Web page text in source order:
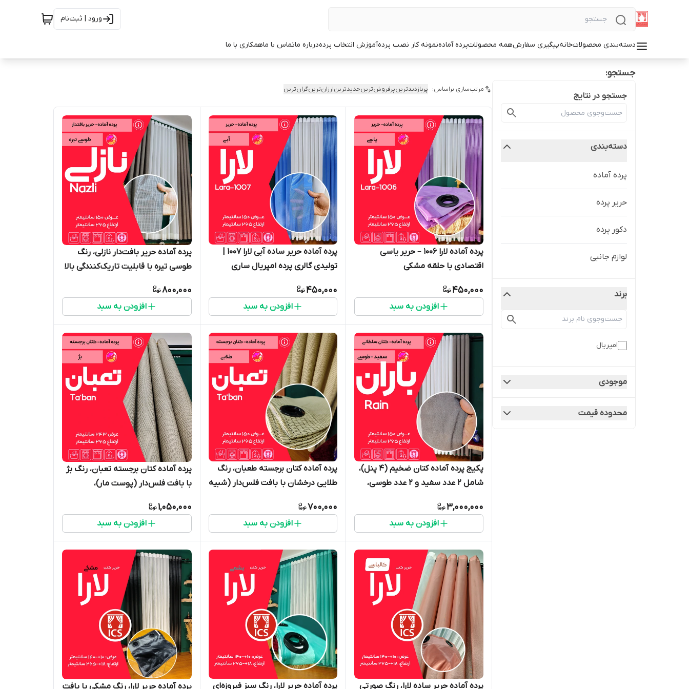
ورود | ثبت‌نام
دسته‌بندی محصولاتخانهپیگیری سفارشهمه محصولاتپرده آمادهنمونه کار نصب پردهآموزش انتخاب پردهدرباره ماتماس با ماهمکاری با ما
جستجو:
جستجو در نتایج
دسته‌بندی
پرده آماده
حریر پرده
دکور پرده
لوازم جانبی
برند
امپریال
موجودی
محدوده قیمت
مرتب‌سازی براساس: پربازدیدترینپرفروش‌ترینجدیدترینارزان‌ترینگران‌ترین
پرده آماده لارا ۱۰۰۶ – حریر یاسی
اقتصادی با حلقه مشکی
450,000
افزودن به سبد
تولیدی گالری پرده امپریال ساری
450,000
افزودن به سبد
پرده آماده حریر بافت‌دار نازلی، رنگ
طوسی تیره با قابلیت تاریک‌کنندگی بالا
۱۴۰ و ارتفاع ۲۶۵ سانتی‌متر، مناسب
اتاق خواب و پذیرایی - گالری پرده
امپریال ساری
800,000
افزودن به سبد
پکیج پرده آماده کتان ضخیم (۴ پنل)،
شامل ۲ عدد سفید و ۲ عدد طوسی،
نیاز به آستر - مناسب پنجره ۲ متری -
گالری پرده امپریال ساری
3,000,000
افزودن به سبد
پرده آماده کتان برجسته طعبان، رنگ
طلایی درخشان با بافت فلس‌دار (شبیه
عرض ۱۵۰ و ارتفاع ۲۶۵ سانتی‌متر -
گالری پرده امپریال ساری
700,000
افزودن به سبد
پرده آماده کتان برجسته تعبان، رنگ بژ
با بافت فلس‌دار (پوست مار)،
ارتفاع ۲۶۵ سانتی متر
1,050,000
افزودن به سبد
پرده آماده حریر ساده لارا، رنگ صورتی
پرده آماده حریر لارا، رنگ سبز فیروزه‌ای
پرده آماده حریر لارا، رنگ مشکی با بافت